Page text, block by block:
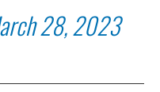
28, 2023